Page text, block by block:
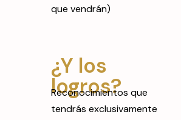
que vendrán)
¿Y los
logros?
Reconocimientos que
tendrás exclusivamente